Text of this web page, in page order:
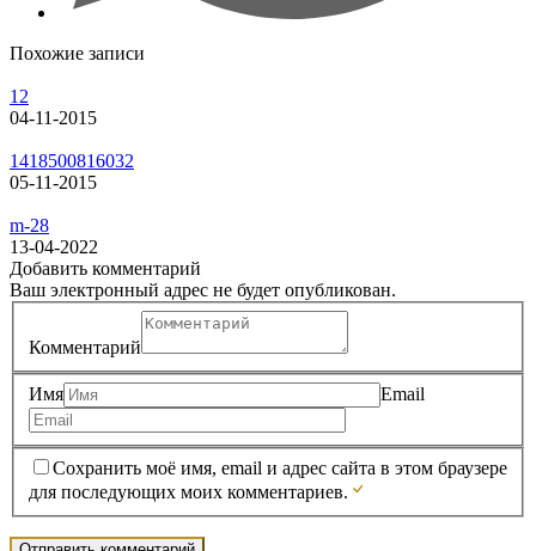
Похожие записи
12
04-11-2015
1418500816032
05-11-2015
m-28
13-04-2022
Добавить комментарий
Ваш электронный адрес не будет опубликован.
Комментарий
Имя Email
Сохранить моё имя, email и адрес сайта в этом браузере
для последующих моих комментариев.